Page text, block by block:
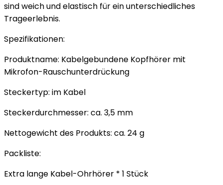
sind weich und elastisch für ein unterschiedliches
Trageerlebnis.
Spezifikationen:
Produktname: Kabelgebundene Kopfhörer mit
Mikrofon-Rauschunterdrückung
Steckertyp: im Kabel
Steckerdurchmesser: ca. 3,5 mm
Nettogewicht des Produkts: ca. 24 g
Packliste:
Extra lange Kabel-Ohrhörer * 1 Stück